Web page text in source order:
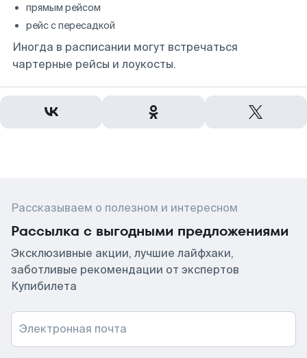
прямым рейсом
рейс с пересадкой
Иногда в расписании могут встречаться
чартерные рейсы и лоукосты.
Рассказываем о полезном и интересном
Рассылка с выгодными предложениями
Эксклюзивные акции, лучшие лайфхаки,
заботливые рекомендации от экспертов
Купибилета
Электронная почта